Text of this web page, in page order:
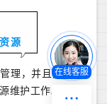
源
理，并且支
维护工作。
在线客服